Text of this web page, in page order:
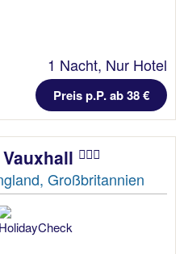
1 Nacht, Nur Hotel
Preis p.P. ab 38 €
Großbritannien